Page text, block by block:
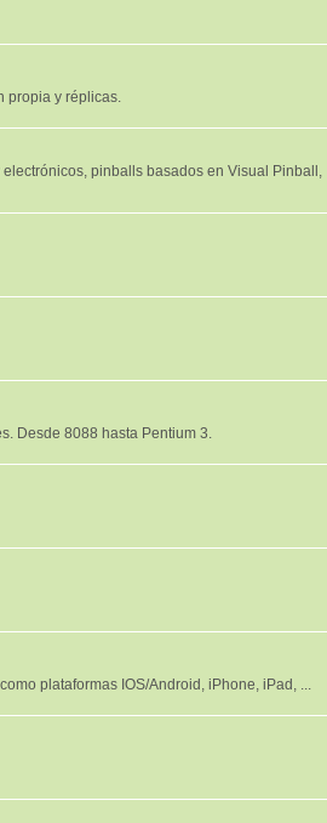
propia y réplicas.
pinballs basados en Visual Pinball,
Desde 8088 hasta Pentium 3.
plataformas IOS/Android, iPhone, iPad, ...